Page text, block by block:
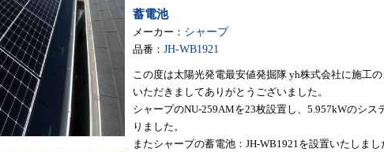
蓄電池
メーカー： シャープ
品番： JH-WB1921
この度は太陽光発電最安値発掘隊 yh株式会社に施工
いただきましてありがとうございました。
シャープのNU-259AMを23枚設置し、5.957kWのシス
りました。
またシャープの蓄電池：JH-WB1921を設置いたしまし